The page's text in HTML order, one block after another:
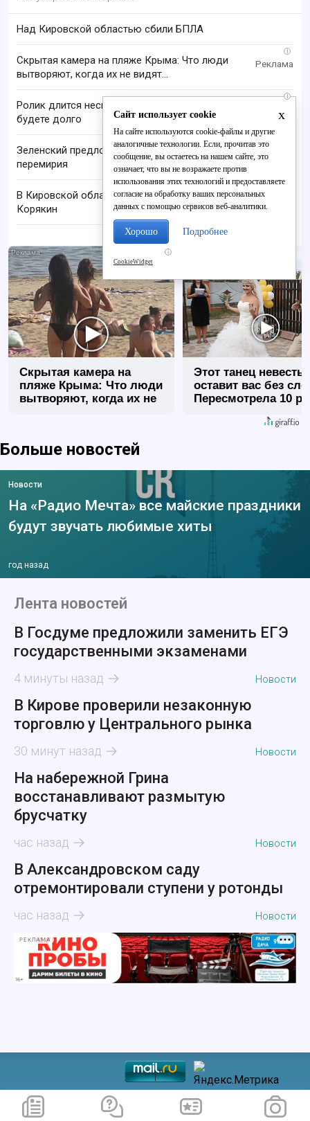
Над Кировской областью сбили БПЛА
i
Скрытая камера на пляже Крыма: Что люди
вытворяют, когда их не видят...
i
Ролик длится несколько секунд, а смеяться вы
будете долго
Зеленский предложил России три варианта
перемирия
В Кировской области пропал 68-летний Анатолий
Корякин
i
Скрытая камера на
пляже Крыма: Что люди
вытворяют, когда их не
Этот танец невесты
оставит вас без
Пересмотрела 10
Больше новостей
Новости
На «Радио Мечта» все майские праздники
будут звучать любимые хиты
год назад
Лента новостей
В Госдуме предложили заменить ЕГЭ
государственными экзаменами
4 минуты назад Новости
В Кирове проверили незаконную
торговлю у Центрального рынка
30 минут назад Новости
На набережной Грина
восстанавливают размытую
брусчатку
час назад Новости
В Александровском саду
отремонтировали ступени у ротонды
час назад Новости
РЕКЛАМА
x
Сайт использует cookie
На сайте используются cookie-файлы и другие
аналогичные технологии. Если, прочитав это
сообщение, вы остаетесь на нашем сайте, это
означает, что вы не возражаете против
использования этих технологий и предоставляете
согласие на обработку ваших персональных
данных с помощью сервисов веб-аналитики.
Хорошо Подробнее
CookieWidget